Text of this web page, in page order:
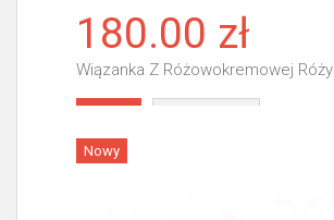
180.00 zł
Wiązanka Z Różowokremowej Róży
Nowy